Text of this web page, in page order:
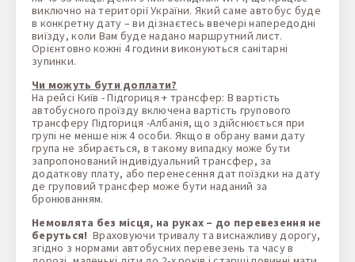
виключно на території України. Який саме автобус буде
в конкретну дату – ви дізнаєтесь ввечері напередодні
виїзду, коли Вам буде надано маршрутний лист.
Орієнтовно кожні 4 години виконуються санітарні
зупинки.
Чи можуть бути доплати?
На рейсі Київ - Підгориця + трансфер: В вартість
автобусного проїзду включена вартість групового
трансферу Підгориця -Албанія, що здійснюється при
групі не менше ніж 4 особи. Якщо в обрану вами дату
група не збирається, в такому випадку може бути
запропонований індивідуальний трансфер, за
додаткову плату, або перенесення дат поїздки на дату
де груповий трансфер може бути наданий за
бронюванням.
Немовлята без місця, на руках – до перевезення не
беруться! Враховуючи тривалу та виснажливу дорогу,
згідно з нормами автобусних перевезень та часу в